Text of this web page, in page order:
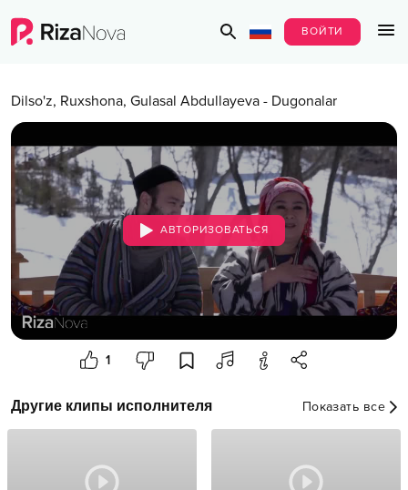
ВОЙТИ
Dilso'z, Ruxshona, Gulasal Abdullayeva - Dugonalar
АВТОРИЗОВАТЬСЯ
1
Другие клипы исполнителя Показать все